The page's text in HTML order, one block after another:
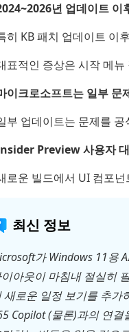
년 업데이트 이
히 KB 패치 업데이트 이
표적인 증상은 시작 메
이크로소프트는 일부
부 업데이트는 문제를
Preview 사용자
로운 빌드에서 UI 컴포
최신 정보
가 Windows 11용
아웃이 마침내 절실히
새로운 일정 보기를 추가
Copilot (물론)과의 연